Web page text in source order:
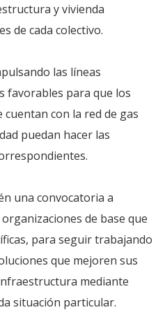
y vivienda
de cada colectivo.
las líneas
favorables para que los
con la red de gas
puedan hacer las
una convocatoria a
de base que
para seguir trabajando
que mejoren sus
mediante
situación particular.